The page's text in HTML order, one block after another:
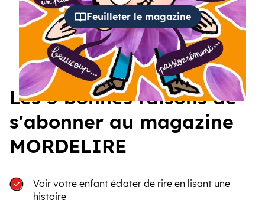
Feuilleter le magazine
Les 5 bonnes raisons de
s'abonner au magazine
MORDELIRE
Voir votre enfant éclater de rire en lisant une
histoire